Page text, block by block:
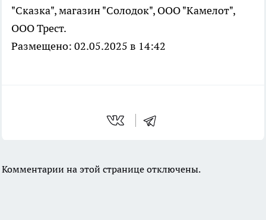
"Сказка", магазин "Солодок", ООО "Камелот",
ООО Трест.
Размещено: 02.05.2025 в 14:42
Комментарии на этой странице отключены.